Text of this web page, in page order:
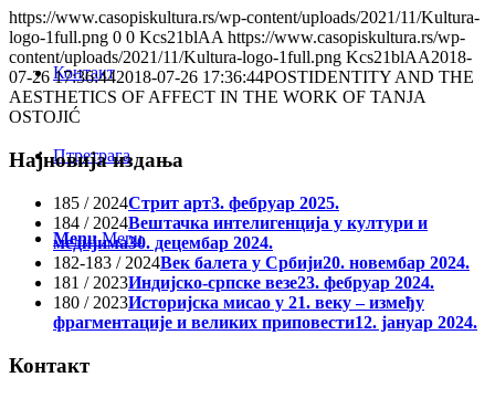
Контакт
Птретрага
Menu Menu
https://www.casopiskultura.rs/wp-content/uploads/2021/11/Kultura-
logo-1full.png 0 0 Kcs21blAA https://www.casopiskultura.rs/wp-
content/uploads/2021/11/Kultura-logo-1full.png Kcs21blAA2018-
07-26 17:36:442018-07-26 17:36:44POSTIDENTITY AND THE
AESTHETICS OF AFFECT IN THE WORK OF TANJA
OSTOJIĆ
Најновија издања
185 / 2024Стрит арт3. фебруар 2025.
184 / 2024Вештачка интелигенција у култури и
медијима30. децембар 2024.
182-183 / 2024Век балета у Србији20. новембар 2024.
181 / 2023Индијско-српске везе23. фебруар 2024.
180 / 2023Историјска мисао у 21. веку – између
фрагментације и великих приповести12. јануар 2024.
Контакт